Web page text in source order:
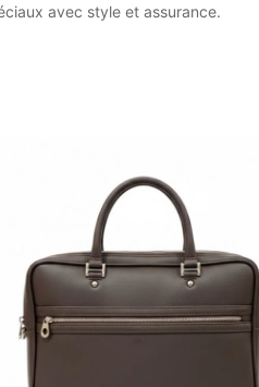
avec style et assurance.